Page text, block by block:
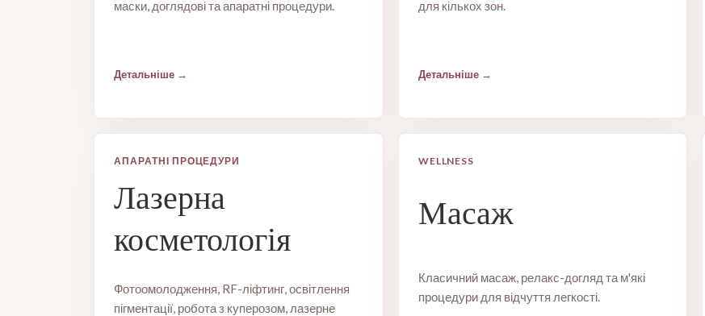
маски, доглядові та апаратні процедури.
Детальніше
для кількох зон.
Детальніше
АПАРАТНІ ПРОЦЕДУРИ
Лазерна
косметологія
Фотоомолодження, RF-ліфтинг, освітлення
пігментації, робота з куперозом, лазерне
WELLNESS
Масаж
Класичний масаж, релакс-догляд та м'які
процедури для відчуття легкості.